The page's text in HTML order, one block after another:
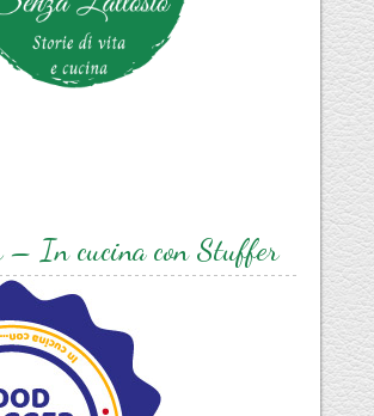
– In cucina con Stuffer